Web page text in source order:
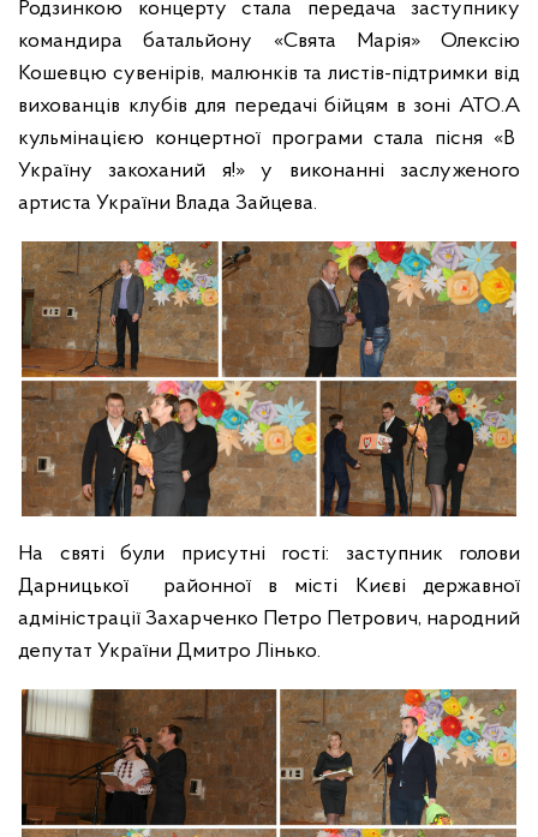
Родзинкою концерту стала передача заступнику
командира батальйону «Свята Марія» Олексію
Кошевцю сувенірів, малюнків та листів-підтримки від
вихованців клубів для передачі бійцям в зоні АТО.А
кульмінацією концертної програми стала пісня «В
Україну закоханий я!» у виконанні заслуженого
артиста України Влада Зайцева.
На святі були присутні гості: заступник голови
Дарницької районної в місті Києві державної
адміністрації Захарченко Петро Петрович, народний
депутат України Дмитро Лінько.